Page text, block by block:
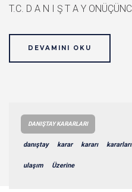
T.C. D A N I Ş T A Y
DEVAMINI OKU
DANIŞTAY KARARLARI
danıştay karar kararı
ulaşım Üzerine